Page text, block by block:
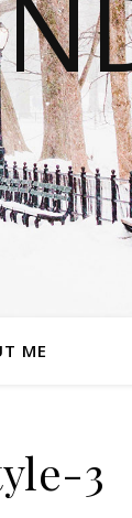
ME
3